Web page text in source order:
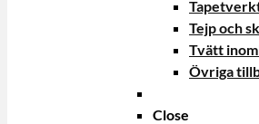
Tejp och
Tvätt
Övriga
Close